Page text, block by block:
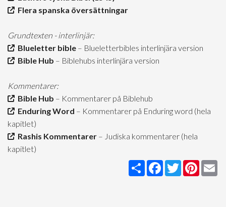
Flera spanska översättningar
Grundtexten - interlinjär:
Blueletter bible – Blueletterbibles interlinjära version
Bible Hub – Biblehubs interlinjära version
Kommentarer:
Bible Hub – Kommentarer på Biblehub
Enduring Word – Kommentarer på Enduring word (hela
kapitlet)
Rashis Kommentarer – Judiska kommentarer (hela
kapitlet)
Share Facebook
Twitter